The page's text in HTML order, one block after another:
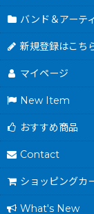
バンド＆アーテ
新規登録はこち
マイページ
New Item
おすすめ商品
Contact
ショッピングカ
What's New